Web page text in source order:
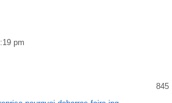
pm
845